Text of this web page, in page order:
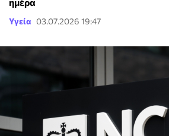
Υγεία 03.07.2026 19:47